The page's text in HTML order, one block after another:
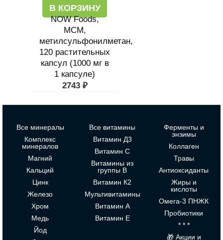
В КОРЗИНУ
NOW Foods,
МСМ,
метилсульфонилметан,
120 растительных
капсул (1000 мг в
1 капсуле)
2743 ₽
Все минералы
Комплекс
минералов
Магний
Кальций
Цинк
Железо
Хром
Медь
Йод
Все витамины
Витамин Д3
Витамин С
Витамины из
группы В
Витамин К2
Мультивитамины
Витамин А
Витамин Е
Ферменты и
энзимы
Коллаген
Травы
Антиоксиданты
Жиры и
кислоты
Омега-3 ПНЖК
Пробиотики
* * *
🎁 Акции и